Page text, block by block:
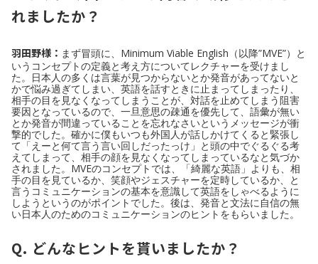
れましたか？
羽田野様： まず冒頭に、Minimum Viable English（以降”MVE”）と
いうコンセプトの定義と考え方についてレクチャーを受けまし
た。日本人の多くは言葉が見つからないとか発音があってないと
かで悩み過ぎてしまい、英語を話すときに止まってしまったり、
相手の目を見なくなってしまうことが、対話を止めてしまう阻害
要因となっているので、一旦意思の疎通を優先して、語彙が無い
とか発音が間違っていることを忘れなさいというメッセージが衝
撃的でした。確かに僕もいつも外国人が話しかけてくると緊張し
て「えーと何て言う言い回しだったっけ」と頭の中でぐるぐる考
えてしまって、相手の顔を見なくなってしまっているなと気づか
されました。MVEのコンセプトでは、「綺麗な英語」よりも、相
手の目を見ているか、笑顔やジェスチャーを定時しているか、と
言うコミュニケーションの基本を意識して英語をしゃべるように
しようというのがポイントでした。後は、発音と文法に自信の無
い日本人のためのコミュニケーションのヒントをもらいました。
Q. どんなヒントを貰いましたか？